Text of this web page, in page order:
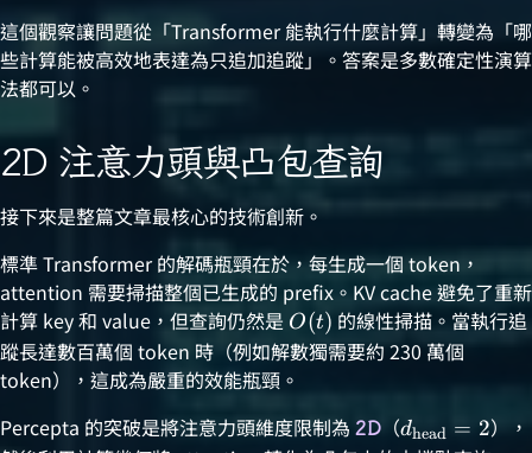
這個觀察讓問題從「Transformer 能執行什麼計算」轉變為「哪
些計算能被高效地表達為只追加追蹤」。答案是多數確定性演算
法都可以。
2D 注意力頭與凸包查詢
接下來是整篇文章最核心的技術創新。
標準 Transformer 的解碼瓶頸在於，每生成一個 token，
attention 需要掃描整個已生成的 prefix。KV cache 避免了重新
計算 key 和 value，但查詢仍然是 \relax
O(t)
O(t) 的線性掃描。當執行追
蹤長達數百萬個 token 時（例如解數獨需要約 230 萬個
token），這成為嚴重的效能瓶頸。
Percepta 的突破是將注意力頭維度限制為 2D （\relax
dhead = 2），